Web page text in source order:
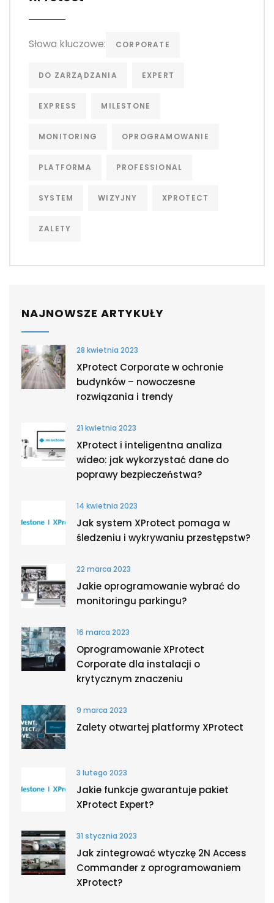
Słowa kluczowe: CORPORATE
DO ZARZĄDZANIA EXPERT
EXPRESS MILESTONE
MONITORING OPROGRAMOWANIE
PLATFORMA PROFESSIONAL
SYSTEM WIZYJNY XPROTECT
ZALETY
NAJNOWSZE ARTYKUŁY
28 kwietnia 2023
XProtect Corporate w ochronie
budynków – nowoczesne
rozwiązania i trendy
21 kwietnia 2023
XProtect i inteligentna analiza
wideo: jak wykorzystać dane do
poprawy bezpieczeństwa?
14 kwietnia 2023
Jak system XProtect pomaga w
śledzeniu i wykrywaniu przestępstw?
22 marca 2023
Jakie oprogramowanie wybrać do
monitoringu parkingu?
16 marca 2023
Oprogramowanie XProtect
Corporate dla instalacji o
krytycznym znaczeniu
9 marca 2023
Zalety otwartej platformy XProtect
3 lutego 2023
Jakie funkcje gwarantuje pakiet
XProtect Expert?
31 stycznia 2023
Jak zintegrować wtyczkę 2N Access
Commander z oprogramowaniem
XProtect?